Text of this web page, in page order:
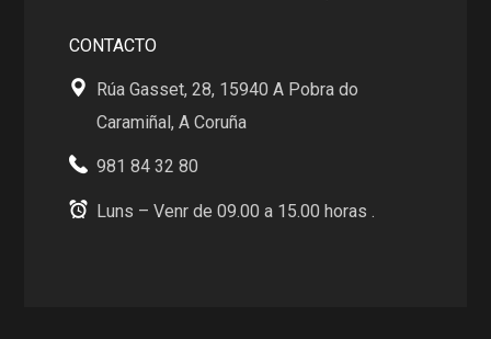
CONTACTO
Rúa Gasset, 28, 15940 A Pobra do
Caramiñal, A Coruña
981 84 32 80
Luns – Venr de 09.00 a 15.00 horas .